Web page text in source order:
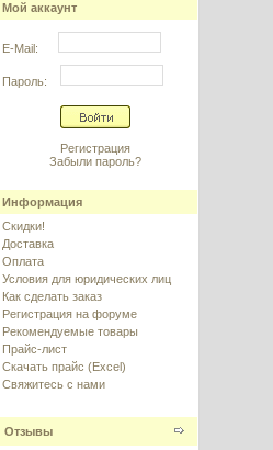
Мой аккаунт
E-Mail:
Пароль:
Регистрация
Забыли пароль?
Информация
Скидки!
Доставка
Оплата
Условия для юридических лиц
Как сделать заказ
Регистрация на форуме
Рекомендуемые товары
Прайс-лист
Скачать прайс (Excel)
Свяжитесь с нами
Отзывы